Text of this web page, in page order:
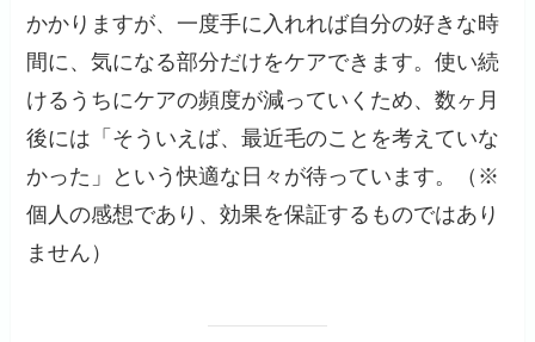
かかりますが、一度手に入れれば自分の好きな時
間に、気になる部分だけをケアできます。使い続
けるうちにケアの頻度が減っていくため、数ヶ月
後には「そういえば、最近毛のことを考えていな
かった」という快適な日々が待っています。（※
個人の感想であり、効果を保証するものではあり
ません）